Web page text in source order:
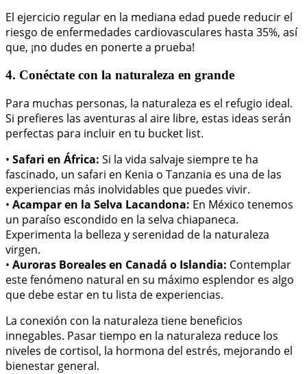
El ejercicio regular en la mediana edad puede reducir el
riesgo de enfermedades cardiovasculares hasta 35%, así
que, ¡no dudes en ponerte a prueba!
4. Conéctate con la naturaleza en grande
Para muchas personas, la naturaleza es el refugio ideal.
Si prefieres las aventuras al aire libre, estas ideas serán
perfectas para incluir en tu bucket list.
• Safari en África: Si la vida salvaje siempre te ha
fascinado, un safari en Kenia o Tanzania es una de las
experiencias más inolvidables que puedes vivir.
• Acampar en la Selva Lacandona: En México tenemos
un paraíso escondido en la selva chiapaneca.
Experimenta la belleza y serenidad de la naturaleza
virgen.
• Auroras Boreales en Canadá o Islandia: Contemplar
este fenómeno natural en su máximo esplendor es algo
que debe estar en tu lista de experiencias.
La conexión con la naturaleza tiene beneficios
innegables. Pasar tiempo en la naturaleza reduce los
niveles de cortisol, la hormona del estrés, mejorando el
bienestar general.